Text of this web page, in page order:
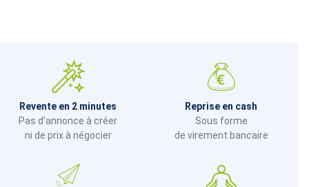
Revente en 2 minutes
Pas d'annonce à créer
ni de prix à négocier
Reprise en cash
Sous forme
de virement bancaire